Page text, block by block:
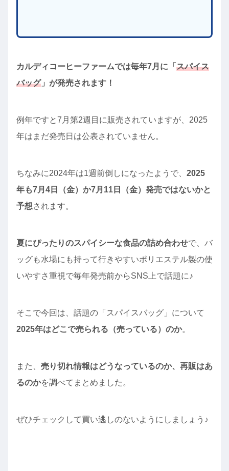
カルディコーヒーファームでは毎年7月に「 スパイス
バッグ」が発売されます！
例年ですと7月第2週目に販売されていますが、2025
年はまだ発売日は公表されていません。
ちなみに2024年は1週前倒しになったようで、 2025
年も7月4日（金）か7月11日（金）発売ではないかと
予想されます。
夏にぴったりのスパイシーな食品の詰め合わせで、バ
ッグも水場にも持って行きやすいポリエステル製の使
いやすさ重視で毎年発売前からSNS上で話題に♪
そこで今回は、話題の「スパイスバッグ」について
2025年はどこで売られる（売っている）のか。
また、 売り切れ情報はどうなっているのか、再販はあ
るのかを調べてまとめました。
ぜひチェックして買い逃しのないようにしましょう♪